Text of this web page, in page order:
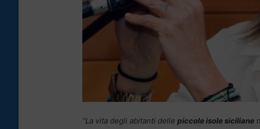
“La vita degli abitanti delle piccole isole siciliane